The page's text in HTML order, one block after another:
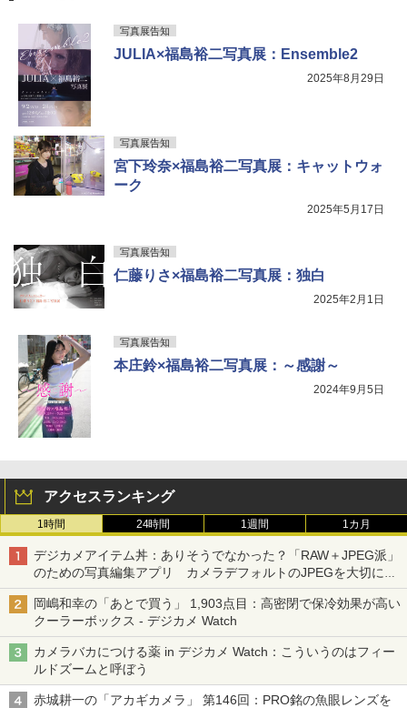
写真展告知
JULIA×福島裕二写真展：Ensemble2
2025年8月29日
写真展告知
宮下玲奈×福島裕二写真展：キャットウォ
ーク
2025年5月17日
写真展告知
仁藤りさ×福島裕二写真展：独白
2025年2月1日
写真展告知
本庄鈴×福島裕二写真展：～感謝～
2024年9月5日
アクセスランキング
1時間 24時間 1週間 1カ月
デジカメアイテム丼：ありそうでなかった？「RAW＋JPEG派」
のための写真編集アプリ カメラデフォルトのJPEGを大切にす
る「Filmator」
岡嶋和幸の「あとで買う」 1,903点目：高密閉で保冷効果が高い
クーラーボックス - デジカメ Watch
カメラバカにつける薬 in デジカメ Watch：こういうのはフィー
ルドズームと呼ぼう
赤城耕一の「アカギカメラ」 第146回：PRO銘の魚眼レンズを